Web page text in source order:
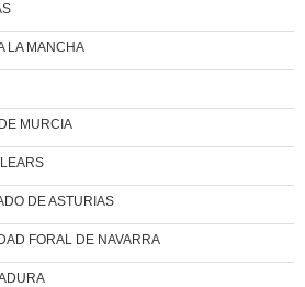
LA MANCHA
MURCIA
DE ASTURIAS
FORAL DE NAVARRA